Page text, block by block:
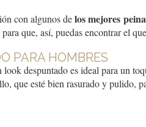
con algunos delos mejores
que, así, puedas encontrar el
PARA HOMBRES
despuntado es ideal para un
que esté bien rasurado y pulido,